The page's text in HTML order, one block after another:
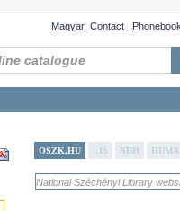
Contact Phonebook
Magyar
OSZK.HU LIS NBH